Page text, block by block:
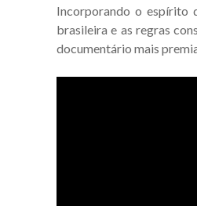
Incorporando o espírito
brasileira e as regras
documentário mais